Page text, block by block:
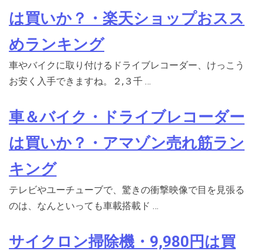
は買いか？・楽天ショップおスス
めランキング
車やバイクに取り付けるドライブレコーダー、けっこう
お安く入手できますね。２,３千 …
車＆バイク・ドライブレコーダー
は買いか？・アマゾン売れ筋ラン
キング
テレビやユーチューブで、驚きの衝撃映像で目を見張る
のは、なんといっても車載搭載ド …
サイクロン掃除機・9,980円は買